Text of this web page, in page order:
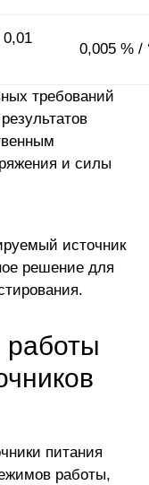
0,005 % /
требований
и силы
источник
решение для
питания
работы,